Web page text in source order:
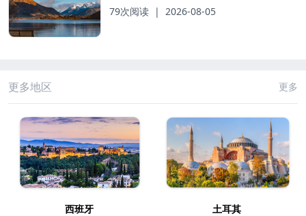
79次阅读 | 2026-08-05
更多地区 更多
西班牙 土耳其